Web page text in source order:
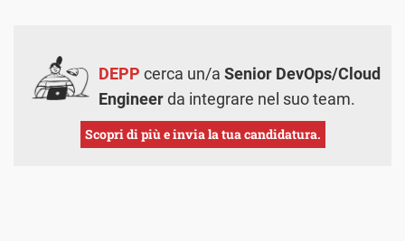
DEPP cerca un/a Senior DevOps/Cloud
Engineerda integrare nel suo team.
Scopri di più e invia la tua candidatura.